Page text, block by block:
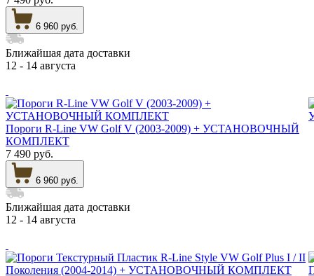
6 960 руб.
Ближайшая дата доставки
12 - 14 августа
Пороги R-Line VW Golf V (2003-2009) + УСТАНОВОЧНЫЙ
КОМПЛЕКТ
7 490 руб.
6 960 руб.
Ближайшая дата доставки
12 - 14 августа